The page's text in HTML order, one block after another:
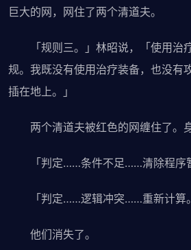
巨大的网，网住了两个清道夫。
「规则三。」林昭说，「使用治
规。我既没有使用治疗装备，也没有
插在地上。」
两个清道夫被红色的网缠住了。身
「判定……条件不足……清除程序暂
「判定……逻辑冲突……重新计算
他们消失了。